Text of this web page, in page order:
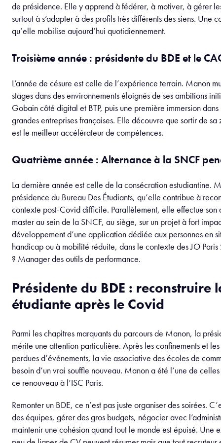
de présidence. Elle y apprend à fédérer, à motiver, à gérer
surtout à s’adapter à des profils très différents des siens. Une
qu’elle mobilise aujourd’hui quotidiennement.
Troisième année : présidente du BDE et le
L’année de césure est celle de l’expérience terrain. Manon
stages dans des environnements éloignés de ses ambitions
Gobain côté digital et BTP, puis une première immersion
grandes entreprises françaises. Elle découvre que sortir de
est le meilleur accélérateur de compétences.
Quatrième année : Alternance à la SNCF
La dernière année est celle de la consécration estudiantine.
présidence du Bureau Des Étudiants, qu’elle contribue à
contexte post-Covid difficile. Parallèlement, elle effectue son
master au sein de la SNCF, au siège, sur un projet à fort
développement d’une application dédiée aux personnes en
handicap ou à mobilité réduite, dans le contexte des JO
? Manager des outils de performance.
Présidente du BDE : reconstruire
étudiante après le Covid
Parmi les chapitres marquants du parcours de Manon, la
mérite une attention particulière. Après les confinements et
perdues d’événements, la vie associative des écoles de
besoin d’un vrai souffle nouveau. Manon a été l’une de
ce renouveau à l’ISC Paris.
Remonter un BDE, ce n’est pas juste organiser des soirées.
des équipes, gérer des gros budgets, négocier avec
maintenir une cohésion quand tout le monde est épuisé. Une